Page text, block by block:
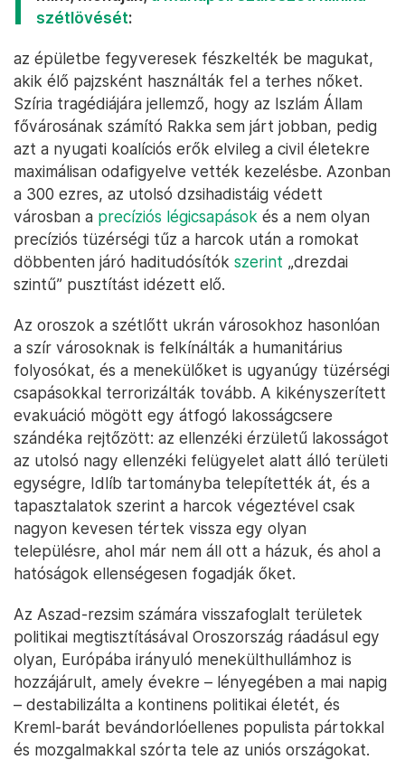
szétlövését:
az épületbe fegyveresek fészkelték be magukat,
akik élő pajzsként használták fel a terhes nőket.
Szíria tragédiájára jellemző, hogy az Iszlám Állam
fővárosának számító Rakka sem járt jobban, pedig
azt a nyugati koalíciós erők elvileg a civil életekre
maximálisan odafigyelve vették kezelésbe. Azonban
a 300 ezres, az utolsó dzsihadistáig védett
városban a precíziós légicsapások és a nem olyan
precíziós tüzérségi tűz a harcok után a romokat
döbbenten járó haditudósítók szerint „drezdai
szintű” pusztítást idézett elő.
Az oroszok a szétlőtt ukrán városokhoz hasonlóan
a szír városoknak is felkínálták a humanitárius
folyosókat, és a menekülőket is ugyanúgy tüzérségi
csapásokkal terrorizálták tovább. A kikényszerített
evakuáció mögött egy átfogó lakosságcsere
szándéka rejtőzött: az ellenzéki érzületű lakosságot
az utolsó nagy ellenzéki felügyelet alatt álló területi
egységre, Idlíb tartományba telepítették át, és a
tapasztalatok szerint a harcok végeztével csak
nagyon kevesen tértek vissza egy olyan
településre, ahol már nem áll ott a házuk, és ahol a
hatóságok ellenségesen fogadják őket.
Az Aszad-rezsim számára visszafoglalt területek
politikai megtisztításával Oroszország ráadásul egy
olyan, Európába irányuló menekülthullámhoz is
hozzájárult, amely évekre – lényegében a mai napig
– destabilizálta a kontinens politikai életét, és
Kreml-barát bevándorlóellenes populista pártokkal
és mozgalmakkal szórta tele az uniós országokat.